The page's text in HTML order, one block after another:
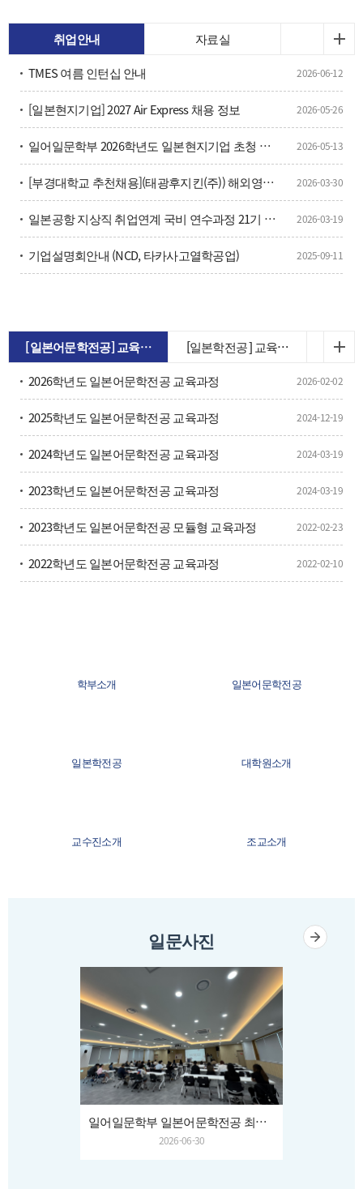
취업안내
자료실
TMES 여름 인턴십 안내
2026-06-12
[일본현지기업] 2027 Air Express 채용 정보 2026-05-26
일어일문학부 2026학년도 일본현지기업 초청 취업설명회 참가신청 2026-05-13
[부경대학교 추천채용](태광후지킨(주)) 해외영업 담당자 채용(일본어) 2026-03-30
일본공항 지상직 취업연계 국비 연수과정 21기 모집 2026-03-19
기업설명회안내 (NCD, 타카사고열학공업) 2025-09-11
[일본어문학전공] 교육과
정
[일본학전공 ] 교육과
2026학년도 일본어문학전공 교육과정 2026-02-02
2025학년도 일본어문학전공 교육과정 2024-12-19
2024학년도 일본어문학전공 교육과정 2024-03-19
2023학년도 일본어문학전공 교육과정 2024-03-19
2023학년도 일본어문학전공 모듈형 교육과정 2022-02-23
2022학년도 일본어문학전공 교육과정 2022-02-10
학부소개 일본어문학전공
일본학전공 대학원소개
교수진소개 조교소개
일문사진
일어일문학부 일본어문학전공 최연희 교수님 송별회
2026-06-30